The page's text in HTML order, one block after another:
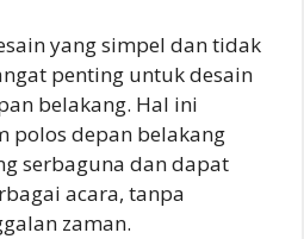
yang simpel dan tidak
penting untuk desain
belakang. Hal ini
polos depan belakang
serbaguna dan dapat
acara, tanpa
zaman.